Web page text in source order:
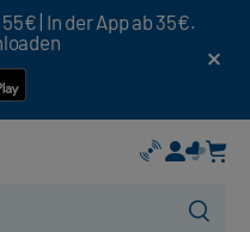
| In der App ab 35€.